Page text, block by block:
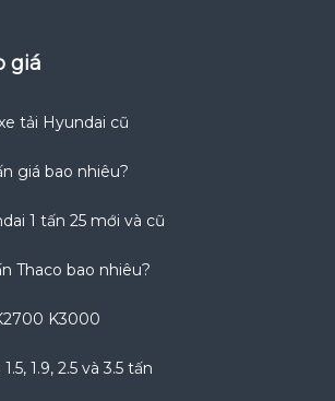
giá
tải Hyundai cũ
giá bao nhiêu?
1 tấn 25 mới và cũ
Thaco bao nhiêu?
K3000
1.9, 2.5 và 3.5 tấn